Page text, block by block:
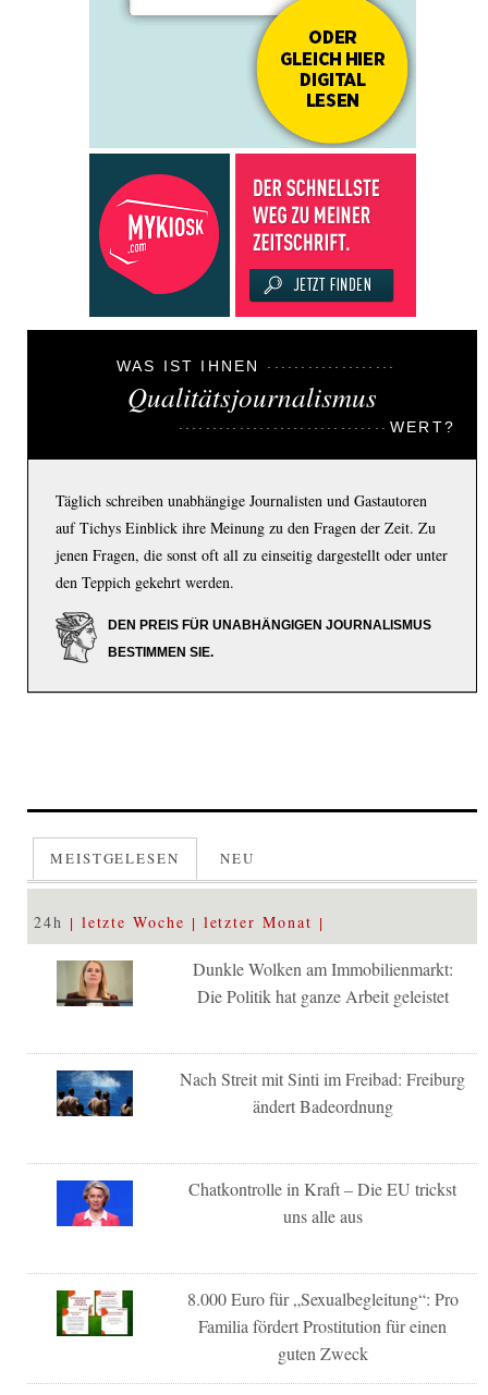
WAS IST IHNEN
Qualitätsjournalismus
WERT?
Täglich schreiben unabhängige Journalisten und Gastautoren
auf Tichys Einblick ihre Meinung zu den Fragen der Zeit. Zu
jenen Fragen, die sonst oft all zu einseitig dargestellt oder unter
den Teppich gekehrt werden.
DEN PREIS FÜR UNABHÄNGIGEN JOURNALISMUS
BESTIMMEN SIE.
MEISTGELESEN NEU
24h letzte Woche letzter Monat
Dunkle Wolken am Immobilienmarkt:
Die Politik hat ganze Arbeit geleistet
Nach Streit mit Sinti im Freibad: Freiburg
ändert Badeordnung
Chatkontrolle in Kraft – Die EU trickst
uns alle aus
8.000 Euro für „Sexualbegleitung“: Pro
Familia fördert Prostitution für einen
guten Zweck